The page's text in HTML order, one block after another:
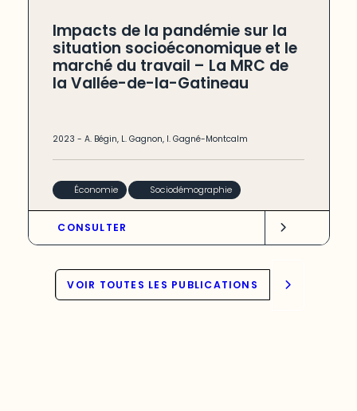
Impacts de la pandémie sur la
situation socioéconomique et le
marché du travail – La MRC de
la Vallée-de-la-Gatineau
2023-A. Bégin, L. Gagnon, I. Gagné-Montcalm
Économie Sociodémographie
CONSULTER
VOIR TOUTES LES PUBLICATIONS